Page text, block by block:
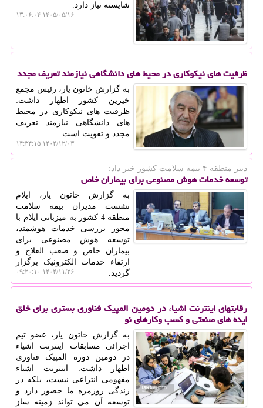
شایسته نیاز دارد.
۱۴۰۵/۰۵/۱۶ ۱۳:۰۶:۰۴
ظرفیت های نیکوکاری در محیط های دانشگاهی نیازمند تعریف مجدد
به گزارش خاتون یار، رئیس مجمع
خیرین کشور اظهار داشت:
ظرفیت های نیکوکاری در محیط
های دانشگاهی نیازمند تعریف
مجدد و تقویت است.
۱۴۰۴/۱۲/۰۳ ۱۴:۳۴:۱۵
دبیر منطقه ۴ بیمه سلامت كشور خبر داد:
توسعه خدمات هوش مصنوعی برای بیماران خاص
به گزارش خاتون یار، ایلام
نشست مدیران بیمه سلامت
منطقه 4 کشور به میزبانی ایلام با
محور بررسی خدمات هوشمند،
توسعه هوش مصنوعی برای
بیماران خاص و صعب العلاج و
ارتقاء خدمات الکترونیک برگزار
گردید.
۱۴۰۴/۱۱/۲۶ ۰۹:۲۰:۱۰
رقابتهای اینترنت اشیاء در دومین المپیک فناوری بستری برای خلق
ایده های صنعتی و کسب وکارهای نو
به گزارش خاتون یار، عضو تیم
اجرائی مسابقات اینترنت اشیاء
در دومین دوره المپیک فناوری
اظهار داشت: اینترنت اشیاء
مفهومی انتزاعی نیست، بلکه در
زندگی روزمره ما حضور دارد و
توسعه آن می تواند زمینه ساز